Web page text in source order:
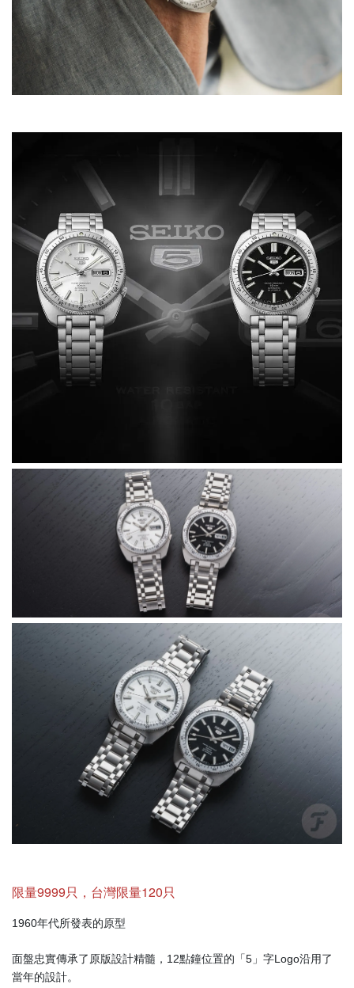
限量9999只，台灣限量120只
1960年代所發表的原型
面盤忠實傳承了原版設計精髓，12點鐘位置的「5」字Logo沿用了
當年的設計。